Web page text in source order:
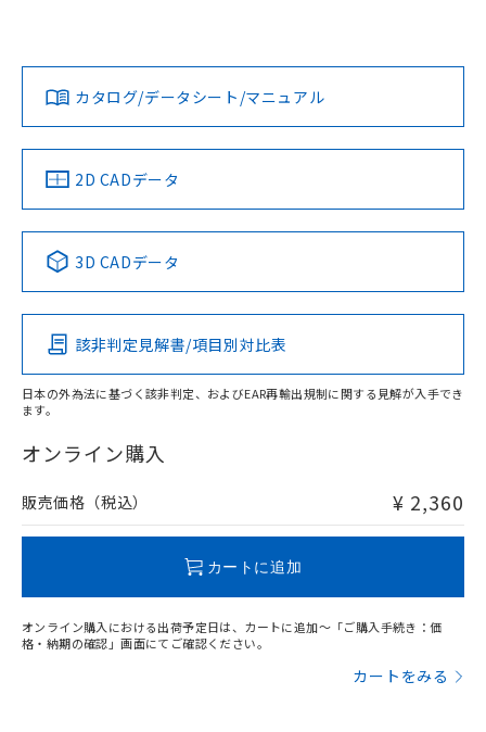
ダウンロードデータをご利用いただく前に、以下を必ずお読
みください。
ソフトウェアの使用条件
対応済み
中国 RoHS 注意事項・凡例
Pb Hg Cd Cr(VI)
O
在庫等で未対応品が混在する可能性があります。
問い合わせください。
カタログ/データシート/マニュアル
2D CADデータ
3D CADデータ
該非判定見解書/項目別対比表
日本の外為法に基づく該非判定、およびEAR再輸出規制に関する見解が入手でき
ます。
オンライン購入
販売価格（税込） ¥ 2,360
カートに追加
オンライン購入における出荷予定日は、カートに追加～「ご購入手続き：価
格・納期の確認」画面にてご確認ください。
カートをみる